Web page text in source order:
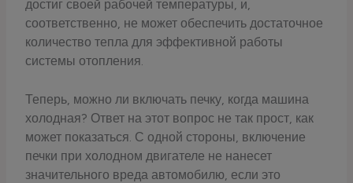
достиг своей рабочей температуры, и,
соответственно, не может обеспечить достаточное
количество тепла для эффективной работы
системы отопления.
Теперь, можно ли включать печку, когда машина
холодная? Ответ на этот вопрос не так прост, как
может показаться. С одной стороны, включение
печки при холодном двигателе не нанесет
значительного вреда автомобилю, если это